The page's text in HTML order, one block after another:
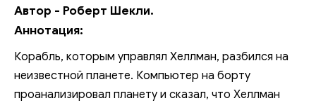
Автор - Роберт Шекли.
Аннотация:
Корабль, которым управлял Хеллман, разбился на
неизвестной планете. Компьютер на борту
проанализировал планету и сказал, что Хеллман